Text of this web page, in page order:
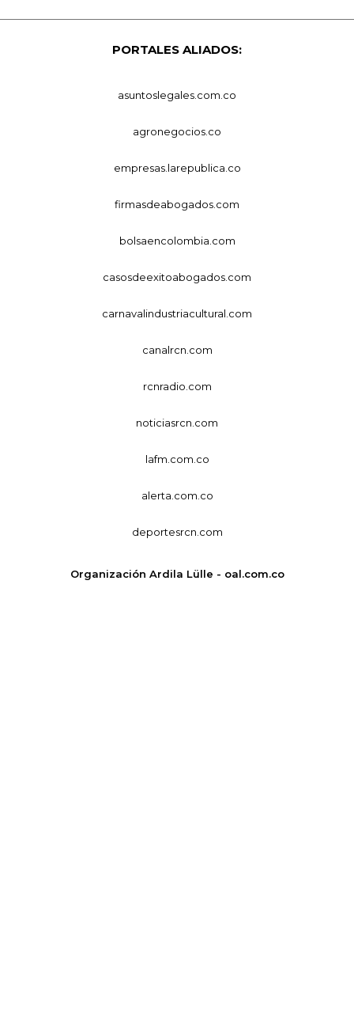
PORTALES ALIADOS:
asuntoslegales.com.co
agronegocios.co
empresas.larepublica.co
firmasdeabogados.com
bolsaencolombia.com
casosdeexitoabogados.com
carnavalindustriacultural.com
canalrcn.com
rcnradio.com
noticiasrcn.com
lafm.com.co
alerta.com.co
deportesrcn.com
Organización Ardila Lülle - oal.com.co